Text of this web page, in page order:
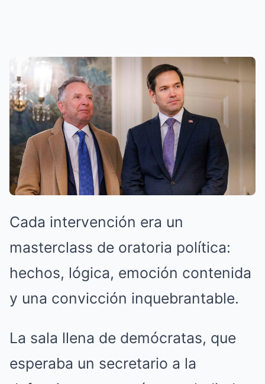
Cada intervención era un
masterclass de oratoria política:
hechos, lógica, emoción contenida
y una convicción inquebrantable.
La sala llena de demócratas, que
esperaba un secretario a la